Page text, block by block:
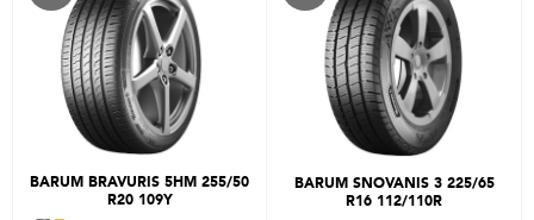
BARUM BRAVURIS 5HM 255/50
R20 109Y
BARUM SNOVANIS 3 225/65
R16 112/110R